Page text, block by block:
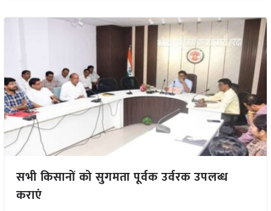
सभी किसानों को सुगमता पूर्वक उर्वरक उपलब्ध
कराएं